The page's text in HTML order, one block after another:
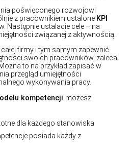
poświęconego rozwojowi
z pracownikiem ustalone KPI
Następnie ustalacie cele – na
związanej z aktywnością.
firmy i tym samym zapewnić
swoich pracowników, zaleca
to na przykład zapisać w
przegląd umiejętności
wykonywania pracy.
kompetencji możesz
dla każdego stanowiska
posiada każdy z